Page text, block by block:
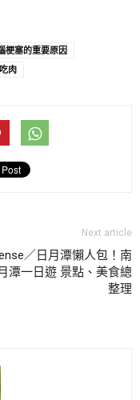
梗塞的重要原因
肉
Next article
／日月潭懶人包！南
潭一日遊 景點、美食總
整理